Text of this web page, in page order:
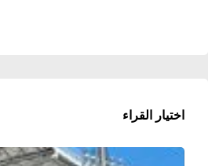
اختيار القراء